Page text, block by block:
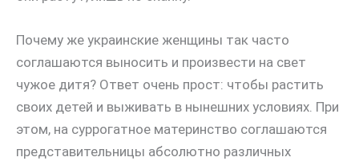
Почему же украинские женщины так часто
соглашаются выносить и произвести на свет
чужое дитя? Ответ очень прост: чтобы растить
своих детей и выживать в нынешних условиях. При
этом, на суррогатное материнство соглашаются
представительницы абсолютно различных